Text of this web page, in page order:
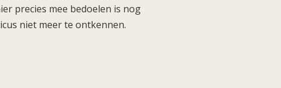
precies mee bedoelen is nog
niet meer te ontkennen.